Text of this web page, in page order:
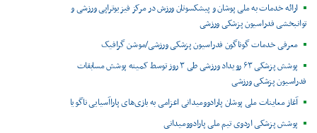
ارائه خدمات به ملی پوشان و پیشکسوتان ورزش در مرکز فیزیوتراپی ورزشی و
توانبخشی فدراسیون پزشکی ورزشی
معرفی خدمات گوناگون فدراسیون پزشکی ورزشی/موشن گرافیک
پوشش پزشکی ۶۳ رویداد ورزشی طی ۳ روز توسط کمیته پوشش مسابقات
فدراسیون پزشکی ورزشی
آغاز معاینات ملی پوشان پارادوومیدانی اعزامی به بازی‌های پاراآسیایی ناگویا
پوشش پزشکی اردوی تیم ملی پارادوومیدانی